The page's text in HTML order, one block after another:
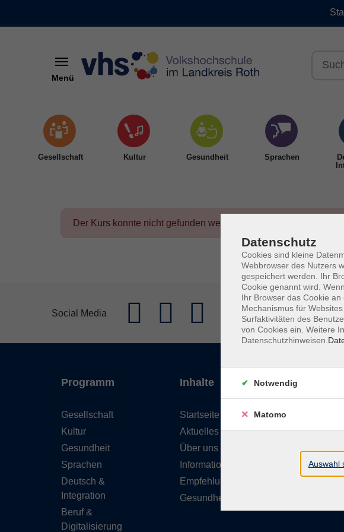
Menü
Gesellschaft Kultur Gesundheit Sprachen
Der Kurs konnte nicht gefunden werden.
Social Media
Programm
Gesellschaft
Kultur
Gesundheit
Sprachen
Deutsch &
Integration
Beruf &
Digitalisierung
Inhalte
Startseite
Aktuelles
Über uns
Informationen
Empfehlungen
Gesundheitskurse
91161
Tel:
Datenschutz
Cookies sind kleine
Webbrowser des Nutzers
gespeichert werden. Ihr
Cookie genannt wird.
Ihr Browser das Cookie
Mechanismus für
Surfaktivitäten des
von Cookies ein. Weitere
Datenschutzhinweisen.
Notwendig
Matomo
Auswahl